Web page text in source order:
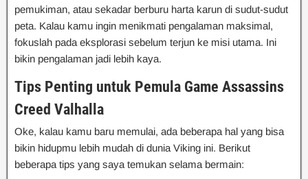
pemukiman, atau sekadar berburu harta karun di sudut-sudut
peta. Kalau kamu ingin menikmati pengalaman maksimal,
fokuslah pada eksplorasi sebelum terjun ke misi utama. Ini
bikin pengalaman jadi lebih kaya.
Tips Penting untuk Pemula Game Assassins
Creed Valhalla
Oke, kalau kamu baru memulai, ada beberapa hal yang bisa
bikin hidupmu lebih mudah di dunia Viking ini. Berikut
beberapa tips yang saya temukan selama bermain: